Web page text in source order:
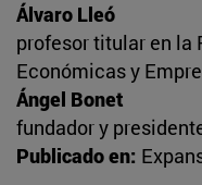
Álvaro Lleó
profesor titular en la
Económicas y
Ángel Bonet
fundador y
Publicado en: